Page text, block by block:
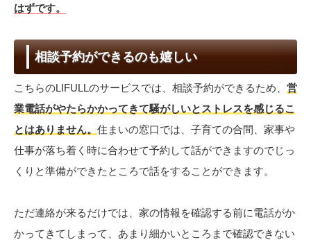
はずです。
相談予約ができるのも嬉しい
こちらのLIFULLのサービスでは、相談予約ができるため、 営
業電話がやたらかかってきて騒がしいとストレスを感じるこ
とはありません。 住まいの窓口では、子育ての合間、家事や
仕事が落ち着く時に合わせて予約して話ができますのでじっ
くりと準備ができたところで話をすることができます。
ただ連絡が来るだけでは、家の情報を確認する前に電話がか
かってきてしまって、あまり細かいところまで確認できない